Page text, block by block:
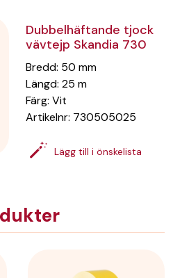
Dubbelhäftande tjock
vävtejp Skandia 730
Bredd: 50 mm
Längd:25 m
Färg:Vit
Artikelnr: 730505025
Lägg till i önskelista